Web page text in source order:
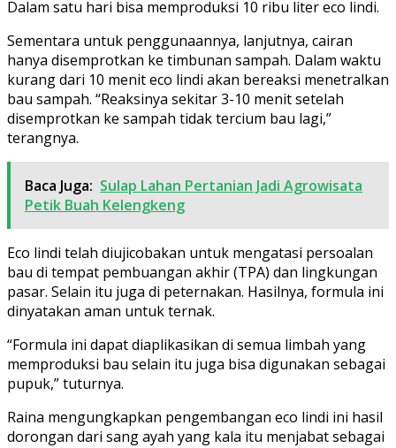
Dalam satu hari bisa memproduksi 10 ribu liter eco lindi.
Sementara untuk penggunaannya, lanjutnya, cairan
hanya disemprotkan ke timbunan sampah. Dalam waktu
kurang dari 10 menit eco lindi akan bereaksi menetralkan
bau sampah. “Reaksinya sekitar 3-10 menit setelah
disemprotkan ke sampah tidak tercium bau lagi,”
terangnya.
Baca Juga: Sulap Lahan Pertanian Jadi Agrowisata
Petik Buah Kelengkeng
Eco lindi telah diujicobakan untuk mengatasi persoalan
bau di tempat pembuangan akhir (TPA) dan lingkungan
pasar. Selain itu juga di peternakan. Hasilnya, formula ini
dinyatakan aman untuk ternak.
“Formula ini dapat diaplikasikan di semua limbah yang
memproduksi bau selain itu juga bisa digunakan sebagai
pupuk,” tuturnya.
Raina mengungkapkan pengembangan eco lindi ini hasil
dorongan dari sang ayah yang kala itu menjabat sebagai